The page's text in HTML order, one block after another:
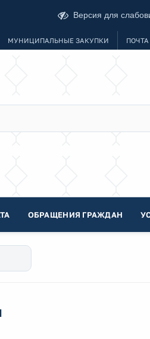
Версия для
МУНИЦИПАЛЬНЫЕ ЗАКУПКИ ПОЧТА
ОБРАЩЕНИЯ ГРАЖДАН